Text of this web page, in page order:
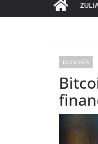
ECONOMÍA